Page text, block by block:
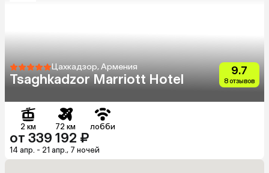
Цахкадзор, Армения
Tsaghkadzor Marriott Hotel
9.7
8 отзывов
2 км 72 км лобби
от 339 192 ₽
14 апр. - 21 апр., 7 ночей